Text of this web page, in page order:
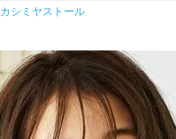
カシミヤストール